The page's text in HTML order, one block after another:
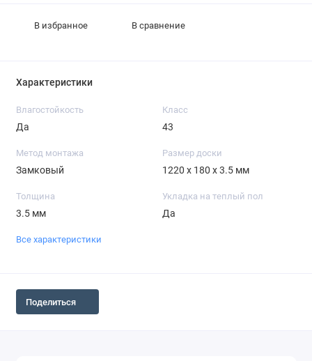
В избранное В сравнение
Характеристики
Влагостойкость
Да
Класс
43
Метод монтажа
Замковый
Размер доски
1220 х 180 х 3.5 мм
Толщина
3.5 мм
Укладка на теплый пол
Да
Все характеристики
Поделиться